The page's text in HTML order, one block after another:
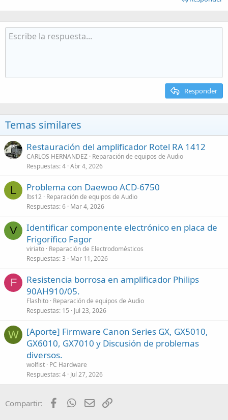
Responder
Temas similares
Restauración del amplificador Rotel RA 1412
CARLOS HERNANDEZ Reparación de equipos de Audio
Respuestas 4 Abr 4, 2026
L Problema con Daewoo ACD-6750
lbs12 Reparación de equipos de Audio
Respuestas 6 Mar 4, 2026
V
Identificar componente electrónico en placa de
Frigorífico Fagor
viriato Reparación de Electrodomésticos
Respuestas 3 Mar 11, 2026
F
Resistencia borrosa en amplificador Philips
90AH910/05.
Flashito Reparación de equipos de Audio
Respuestas 15 Jul 23, 2026
W
[Aporte] Firmware Canon Series GX, GX5010,
GX6010, GX7010 y Discusión de problemas
diversos.
wolfist PC Hardware
Respuestas 4 Jul 27, 2026
Compartir: FacebookWhatsApp
Email